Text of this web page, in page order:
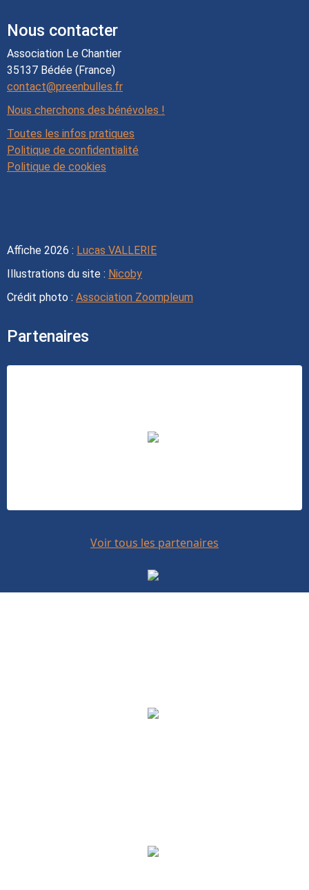
Nous contacter
Association Le Chantier
35137 Bédée (France)
contact@preenbulles.fr
Nous cherchons des bénévoles !
Toutes les infos pratiques
Politique de confidentialité
Politique de cookies
Affiche 2026 : Lucas VALLERIE
Illustrations du site : Nicoby
Crédit photo : Association Zoompleum
Partenaires
Voir tous les partenaires